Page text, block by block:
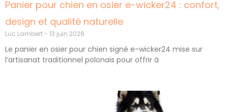
Panier pour chien en osier e-wicker24 : confort,
design et qualité naturelle
Luc Lambert 13 juin 2026
Le panier en osier pour chien signé e-wicker24 mise sur
l’artisanat traditionnel polonais pour offrir à